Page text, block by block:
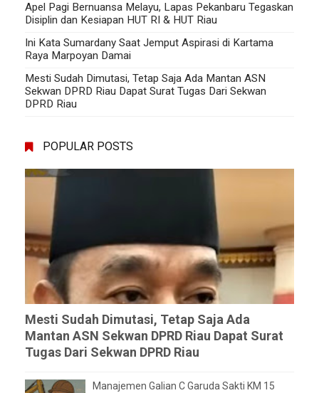
Apel Pagi Bernuansa Melayu, Lapas Pekanbaru Tegaskan
Disiplin dan Kesiapan HUT RI & HUT Riau
Ini Kata Sumardany Saat Jemput Aspirasi di Kartama
Raya Marpoyan Damai
Mesti Sudah Dimutasi, Tetap Saja Ada Mantan ASN
Sekwan DPRD Riau Dapat Surat Tugas Dari Sekwan
DPRD Riau
POPULAR POSTS
Mesti Sudah Dimutasi, Tetap Saja Ada
Mantan ASN Sekwan DPRD Riau Dapat Surat
Tugas Dari Sekwan DPRD Riau
Manajemen Galian C Garuda Sakti KM 15